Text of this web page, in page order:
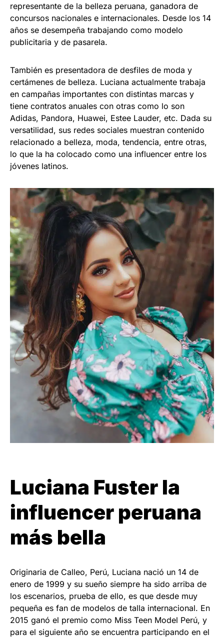
representante de la belleza peruana, ganadora de
concursos nacionales e internacionales. Desde los 14
años se desempeña trabajando como modelo
publicitaria y de pasarela.
También es presentadora de desfiles de moda y
certámenes de belleza. Luciana actualmente trabaja
en campañas importantes con distintas marcas y
tiene contratos anuales con otras como lo son
Adidas, Pandora, Huawei, Estee Lauder, etc. Dada su
versatilidad, sus redes sociales muestran contenido
relacionado a belleza, moda, tendencia, entre otras,
lo que la ha colocado como una influencer entre los
jóvenes latinos.
Luciana Fuster la
influencer peruana
más bella
Originaria de Calleo, Perú, Luciana nació un 14 de
enero de 1999 y su sueño siempre ha sido arriba de
los escenarios, prueba de ello, es que desde muy
pequeña es fan de modelos de talla internacional. En
2015 ganó el premio como Miss Teen Model Perú, y
para el siguiente año se encuentra participando en el